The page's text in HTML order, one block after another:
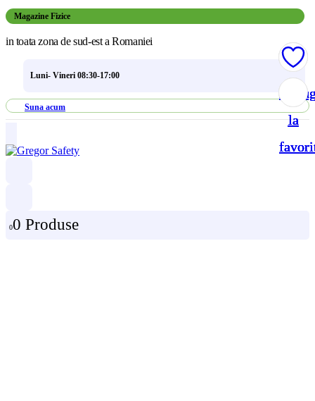
Magazine Fizice
in toata zona de sud-est a Romaniei
Luni- Vineri 08:30-17:00
Suna acum
00 Produse
la
la
la
la